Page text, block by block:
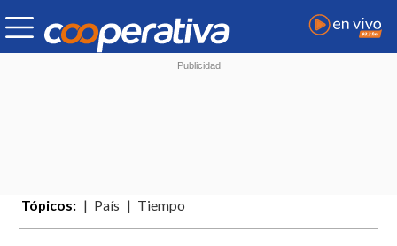
Tópicos: País Tiempo